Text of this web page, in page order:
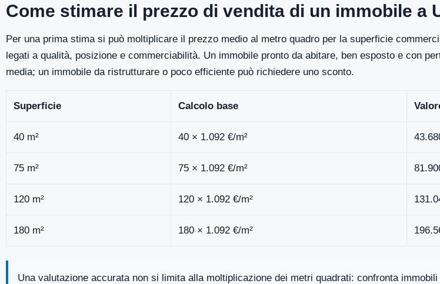
Come stimare il prezzo di vendita di un immobile a
Per una prima stima si può moltiplicare il prezzo medio al metro quadro per la superficie
legati a qualità, posizione e commerciabilità. Un immobile pronto da abitare, ben esposto e con
media; un immobile da ristrutturare o poco efficiente può richiedere uno sconto.
Superficie Calcolo base
40 m² 40 × 1.092 €/m²
75 m² 75 × 1.092 €/m²
120 m² 120 × 1.092 €/m²
180 m² 180 × 1.092 €/m²
Una valutazione accurata non si limita alla moltiplicazione dei metri quadrati: confronta